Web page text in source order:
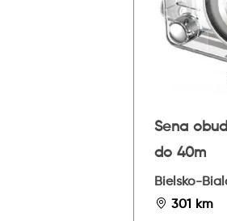
Sena
do 40m
Bielsko-
301 km